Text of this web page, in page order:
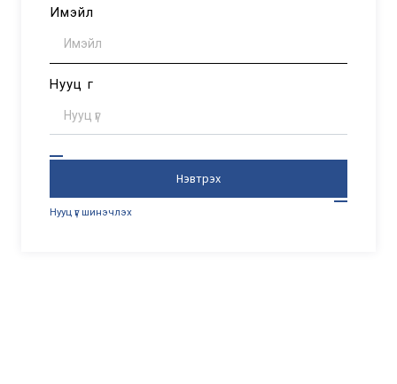
Имэйл
Нууц үг
Нэвтрэх
Нууц үг шинэчлэх